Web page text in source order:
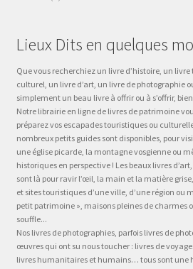
Lieux Dits en quelques
Que vous recherchiez un livre d’histoire, un
culturel, un livre d’art, un livre de photographie
simplement un beau livre à offrir ou à s’offrir,
Notre librairie en ligne de livres de patrimoine
préparez vos escapades touristiques ou
nombreux petits guides sont disponibles, pour
une église picarde, la montagne vosgienne ou
historiques en perspective ! Les beaux livres
sont là pour ravir l’œil, la main et la matière
et sites touristiques d’une ville, d’une région ou
petit patrimoine », maisons pleines de charmes
souffle...
Nos livres de photographies, parfois livres de
œuvres qui ont su nous toucher : livres de
livres humanitaires et humains… tous sont une